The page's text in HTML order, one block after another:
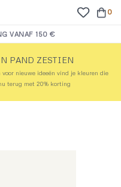
0
VANAF 150 €
PAND ZESTIEN
voor nieuwe ideeën vind je kleuren die
terug met 20% korting